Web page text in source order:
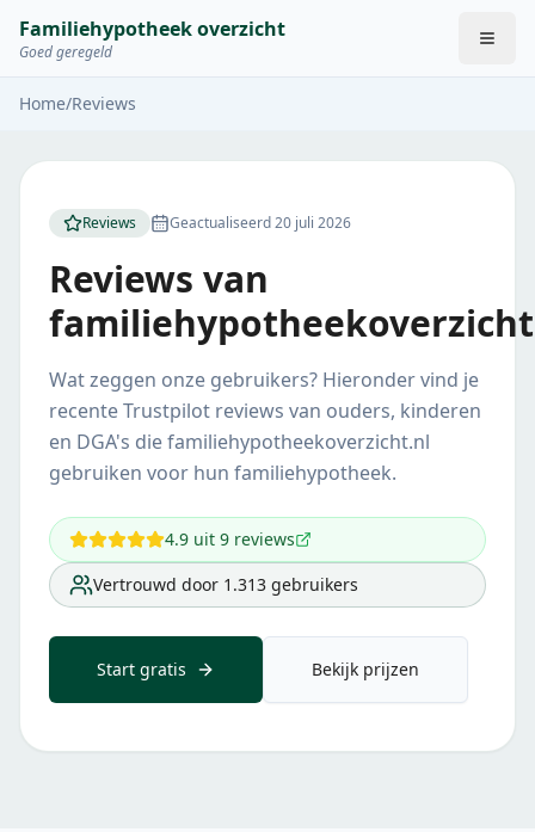
Familiehypotheek overzicht
Goed geregeld
Home/Reviews
Reviews Geactualiseerd20 juli 2026
Reviews van
Wat zeggen onze gebruikers? Hieronder vind je
recente Trustpilot reviews van ouders, kinderen
en DGA's die familiehypotheekoverzicht.nl
gebruiken voor hun familiehypotheek.
4.9 uit 9 reviews
Vertrouwd door 1.313 gebruikers
Start gratis Bekijk prijzen